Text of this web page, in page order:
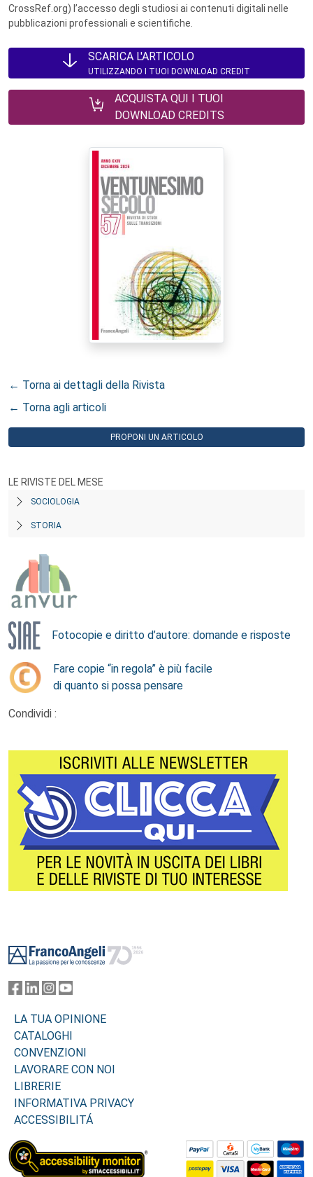
CrossRef.org) l’accesso degli studiosi ai contenuti digitali nelle
pubblicazioni professionali e scientifiche.
SCARICA L'ARTICOLO
UTILIZZANDO I TUOI DOWNLOAD CREDIT
ACQUISTA QUI I TUOI
DOWNLOAD CREDITS
← Torna ai dettagli della Rivista
← Torna agli articoli
PROPONI UN ARTICOLO
LE RIVISTE DEL MESE
SOCIOLOGIA
STORIA
Fotocopie e diritto d’autore: domande e risposte
Fare copie “in regola” è più facile
di quanto si possa pensare
Condividi :
LA TUA OPINIONE
CATALOGHI
CONVENZIONI
LAVORARE CON NOI
LIBRERIE
INFORMATIVA PRIVACY
ACCESSIBILITÁ